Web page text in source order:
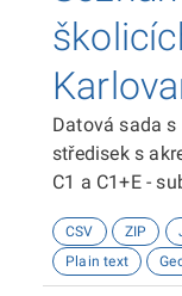
Datová sada
středisek s
C1 a C1+E -
způsobilosti
řidičů v
CSV ZIP
Plain text